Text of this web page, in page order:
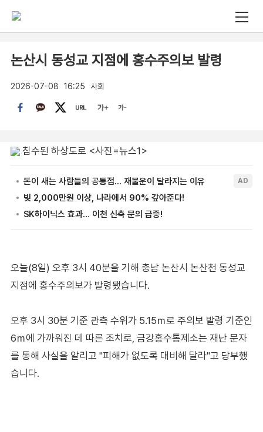
논산시 동성교 지점에 홍수주의보 발령
2026-07-08 16:25 사회
침수된 하상도로 <사진=뉴스1>
오늘(8일) 오후 3시 40분을 기해 충남 논산시 논산천 동성교
지점에 홍수주의보가 발령됐습니다.
오후 3시 30분 기준 관측 수위가 5.15ｍ로 주의보 발령 기준인
6ｍ에 가까워진 데 따른 조치로, 금강홍수통제소는 재난 문자
를 통해 사실을 알리고 "피해가 없도록 대비해 달라"고 당부했
습니다.